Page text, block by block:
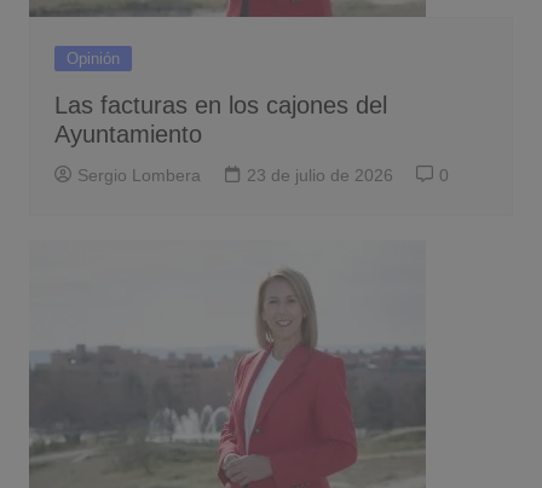
Opinión
Las facturas en los cajones del
Ayuntamiento
Sergio Lombera 23 de julio de 2026 0